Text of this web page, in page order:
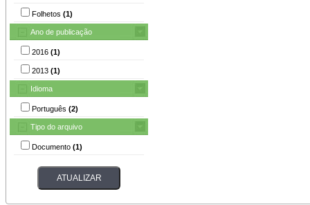
Folhetos (1)
Ano de publicação
2016 (1)
2013 (1)
Idioma
Português (2)
Tipo do arquivo
Documento (1)